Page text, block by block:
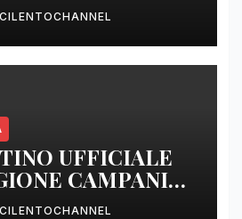
CILENTOCHANNEL
UFFICIALE
CAMPANIA
22.00
CILENTOCHANNEL